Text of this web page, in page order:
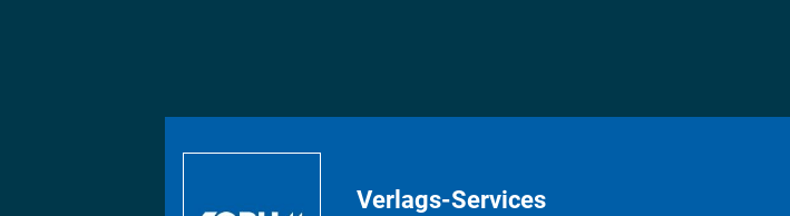
Verlags-Services